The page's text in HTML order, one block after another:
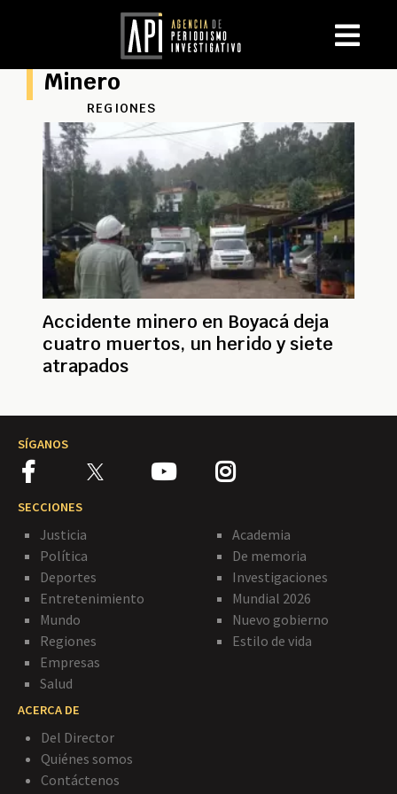
Minero
REGIONES
Accidente minero en Boyacá deja
cuatro muertos, un herido y siete
atrapados
SÍGANOS
SECCIONES
Justicia
Política
Deportes
Entretenimiento
Mundo
Regiones
Empresas
Salud
Academia
De memoria
Investigaciones
Mundial 2026
Nuevo gobierno
Estilo de vida
ACERCA DE
Del Director
Quiénes somos
Contáctenos